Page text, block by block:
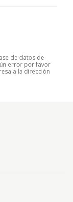
de datos de
error por favor
a la dirección